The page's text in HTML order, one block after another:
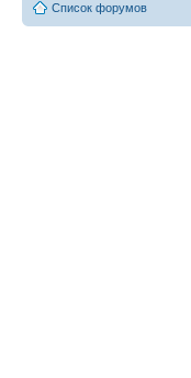
Список форумов